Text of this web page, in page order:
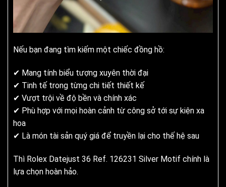
Nếu bạn đang tìm kiếm một chiếc đồng hồ:
✔ Mang tính biểu tượng xuyên thời đại
✔ Tinh tế trong từng chi tiết thiết kế
✔ Vượt trội về độ bền và chính xác
✔ Phù hợp với mọi hoàn cảnh từ công sở tới sự kiện xa
hoa
✔ Là món tài sản quý giá để truyền lại cho thế hệ sau
Thì Rolex Datejust 36 Ref. 126231 Silver Motif chính là
lựa chọn hoàn hảo.